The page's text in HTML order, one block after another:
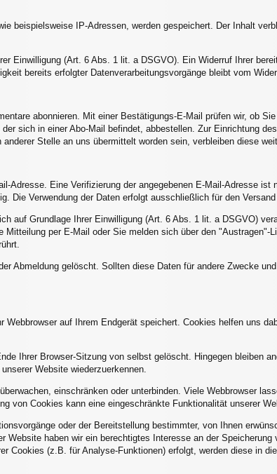
beispielsweise IP-Adressen, werden gespeichert. Der Inhalt
Einwilligung (Art. 6 Abs. 1 lit. a DSGVO). Ein Widerruf Ihrer
bereits erfolgter Datenverarbeitungsvorgänge bleibt vom
abonnieren. Mit einer Bestätigungs-E-Mail prüfen wir, ob
sich in einer Abo-Mail befindet, abbestellen. Zur Einrichtung
Stelle an uns übermittelt worden sein, verbleiben diese
Adresse. Eine Verifizierung der angegebenen E-Mail-Adresse
Die Verwendung der Daten erfolgt ausschließlich für den Versand
auf Grundlage Ihrer Einwilligung (Art. 6 Abs. 1 lit. a DSGVO)
per E-Mail oder Sie melden sich über den
Abmeldung gelöscht. Sollten diese Daten für andere Zwecke
auf Ihrem Endgerät speichert. Cookies helfen uns
Ihrer Browser-Sitzung von selbst gelöscht. Hingegen bleiben
Website wiederzuerkennen.
einschränken oder unterbinden. Viele Webbrowser
von Cookies kann eine eingeschränkte Funktionalität unserer
oder der Bereitstellung bestimmter, von Ihnen
haben wir ein berechtigtes Interesse an der
Cookies (z.B. für Analyse-Funktionen) erfolgt, werden diese in